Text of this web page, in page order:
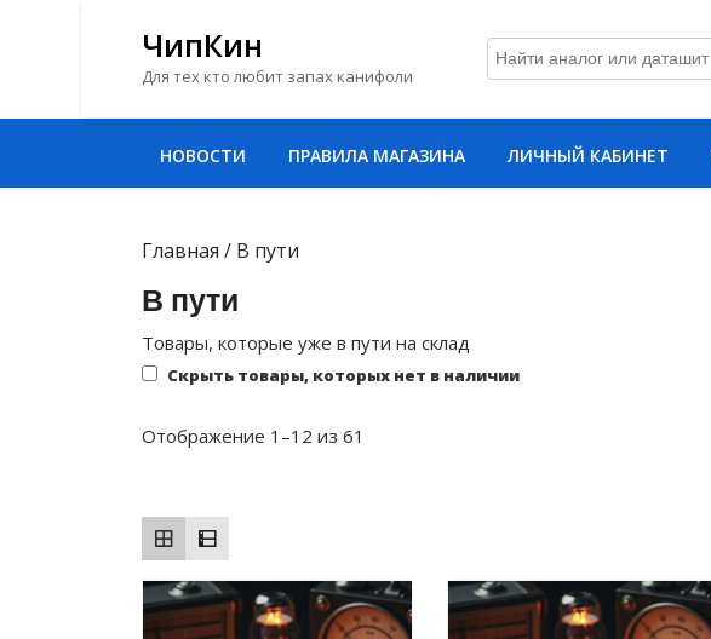
содержимому
ЧипКин
Для тех кто любит запах канифоли
НОВОСТИ ПРАВИЛА МАГАЗИНА ЛИЧНЫЙ КАБИНЕТ
Главная / В пути
В пути
Товары, которые уже в пути на склад
Скрыть товары, которых нет в наличии
Отображение 1–12 из 61